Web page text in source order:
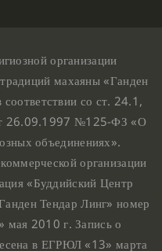
организации
махаяны «Ганден
со ст. 24.1,
26.09.1997 №125-ФЗ «О
объединениях».
организации
«Буддийский Центр
Тендар Линг» номер
2010 г. Запись о
в ЕГРЮЛ «13» марта